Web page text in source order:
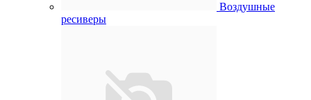
Воздушные
ресиверы